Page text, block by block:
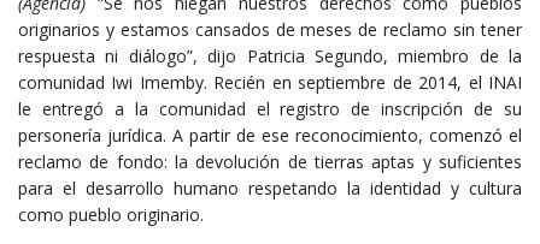
originarios y estamos cansados de meses de reclamo sin tener
respuesta ni diálogo”, dijo Patricia Segundo, miembro de la
comunidad Iwi Imemby. Recién en septiembre de 2014, el INAI
le entregó a la comunidad el registro de inscripción de su
personería jurídica. A partir de ese reconocimiento, comenzó el
reclamo de fondo: la devolución de tierras aptas y suficientes
para el desarrollo humano respetando la identidad y cultura
como pueblo originario.